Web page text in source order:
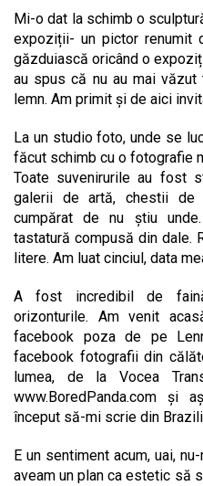
Mi-o dat la schimb o
expoziții- un pictor renumit
găzduiască oricând o
au spus că nu au mai
lemn. Am primit și de aici
La un studio foto, unde se
făcut schimb cu o fotografie
Toate suvenirurile au fost
galerii de artă, chestii de
cumpărat de nu știu
tastatură compusă din dale.
litere. Am luat cinciul, data
A fost incredibil de
orizonturile. Am venit
facebook poza de pe
facebook fotografii din
lumea, de la Vocea
www.BoredPanda.com și
început să-mi scrie din
E un sentiment acum, uai,
aveam un plan ca estetic să